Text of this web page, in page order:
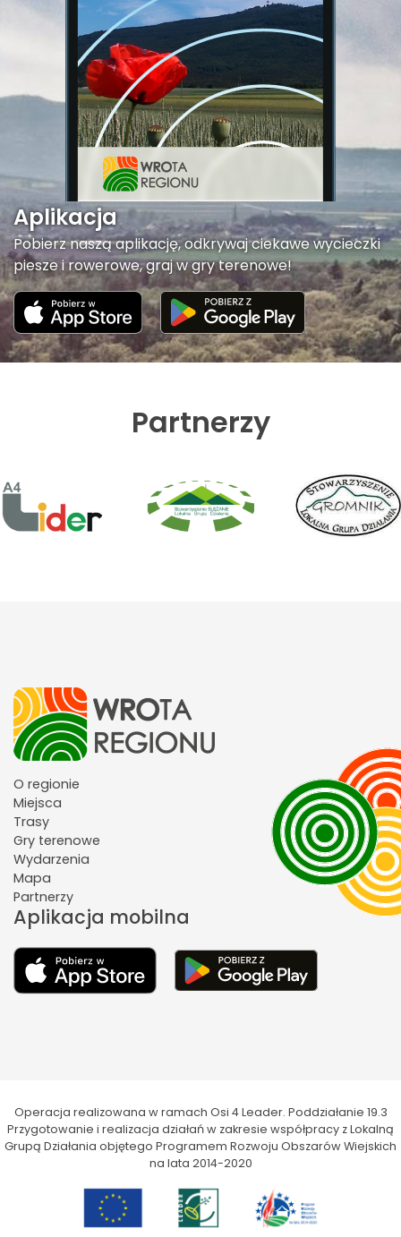
Aplikacja
Pobierz naszą aplikację, odkrywaj ciekawe wycieczki
piesze i rowerowe, graj w gry terenowe!
Partnerzy
O regionie
Miejsca
Trasy
Gry terenowe
Wydarzenia
Mapa
Partnerzy
Aplikacja mobilna
Operacja realizowana w ramach Osi 4 Leader. Poddziałanie 19.3
Przygotowanie i realizacja działań w zakresie współpracy z Lokalną
Grupą Działania objętego Programem Rozwoju Obszarów Wiejskich
na lata 2014-2020